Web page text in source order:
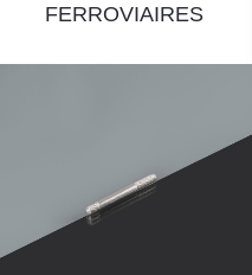
FERROVIAIRES